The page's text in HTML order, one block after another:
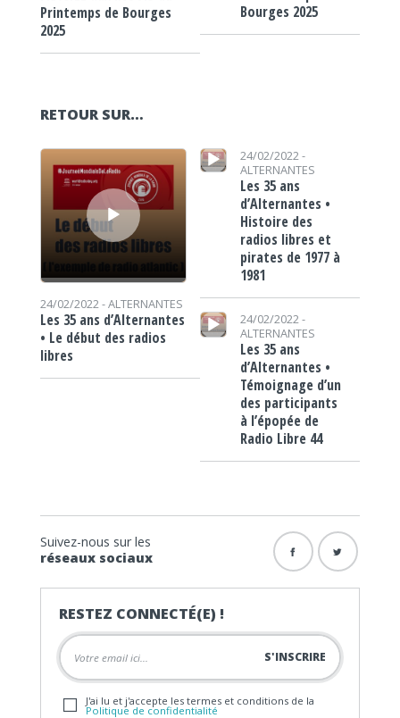
Printemps de Bourges
2025
Bourges 2025
RETOUR SUR…
Lecteur audio
24/02/2022 -ALTERNANTES
Les 35 ans d’Alternantes
• Le début des radios
libres
Lecteur audio
24/02/2022 -
ALTERNANTES
Les 35 ans
d’Alternantes •
Histoire des
radios libres et
pirates de 1977 à
1981
Lecteur audio
24/02/2022 -
ALTERNANTES
Les 35 ans
d’Alternantes •
Témoignage d’un
des participants
à l’épopée de
Radio Libre 44
Suivez-nous sur les
réseaux sociaux
RESTEZ CONNECTÉ(E) !
J'ai lu et j'accepte les termes et conditions de la
Politique de confidentialité